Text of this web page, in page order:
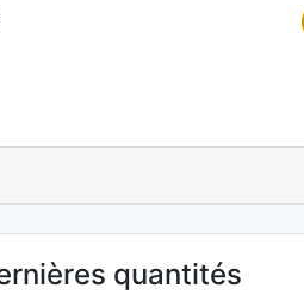
quantités